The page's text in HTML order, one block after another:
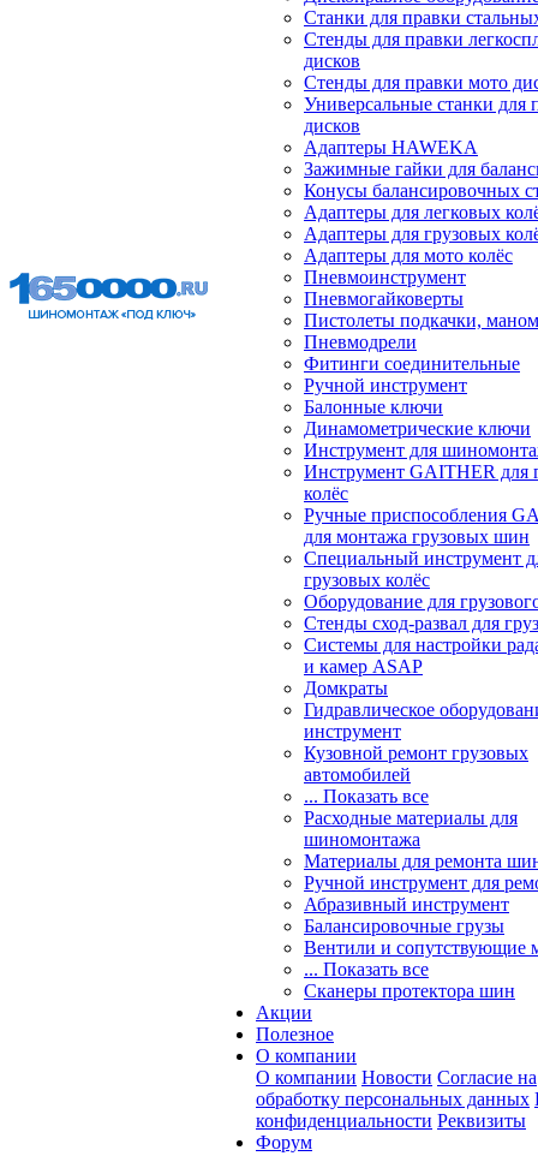
Станки для правки
Стенды для правки
дисков
Стенды для правки мото
Универсальные станки для
дисков
Адаптеры HAWEKA
Зажимные гайки для
Конусы балансировочных
Адаптеры для легковых
Адаптеры для грузовых
Адаптеры для мото колёс
Пневмоинструмент
Пневмогайковерты
Пистолеты подкачки,
Пневмодрели
Фитинги соединительные
Ручной инструмент
Балонные ключи
Динамометрические ключи
Инструмент для
Инструмент GAITHER для
колёс
Ручные приспособления
для монтажа грузовых шин
Специальный инструмент
грузовых колёс
Оборудование для
Стенды сход-развал для
Системы для настройки
и камер ASAP
Домкраты
Гидравлическое
инструмент
Кузовной ремонт грузовых
автомобилей
... Показать все
Расходные материалы для
шиномонтажа
Материалы для ремонта
Ручной инструмент для
Абразивный инструмент
Балансировочные грузы
Вентили и сопутствующие
... Показать все
Сканеры протектора шин
Акции
Полезное
О компании
О компании Новости Согласие на
обработку персональных данных
конфиденциальности Реквизиты
Форум